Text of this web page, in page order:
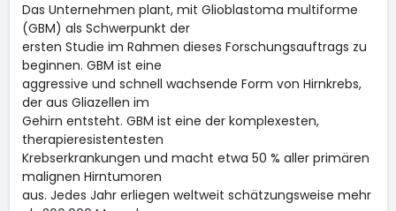
Das Unternehmen plant, mit Glioblastoma multiforme
(GBM) als Schwerpunkt der
ersten Studie im Rahmen dieses Forschungsauftrags zu
beginnen. GBM ist eine
aggressive und schnell wachsende Form von Hirnkrebs,
der aus Gliazellen im
Gehirn entsteht. GBM ist eine der komplexesten,
therapieresistentesten
Krebserkrankungen und macht etwa 50 % aller primären
malignen Hirntumoren
aus. Jedes Jahr erliegen weltweit schätzungsweise mehr